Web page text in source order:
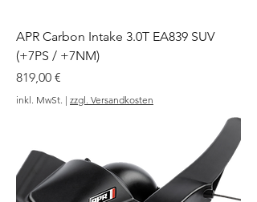
APR Carbon Intake 3.0T EA839 SUV
(+7PS / +7NM)
Preis
819,00 €
inkl. MwSt. | zzgl. Versandkosten